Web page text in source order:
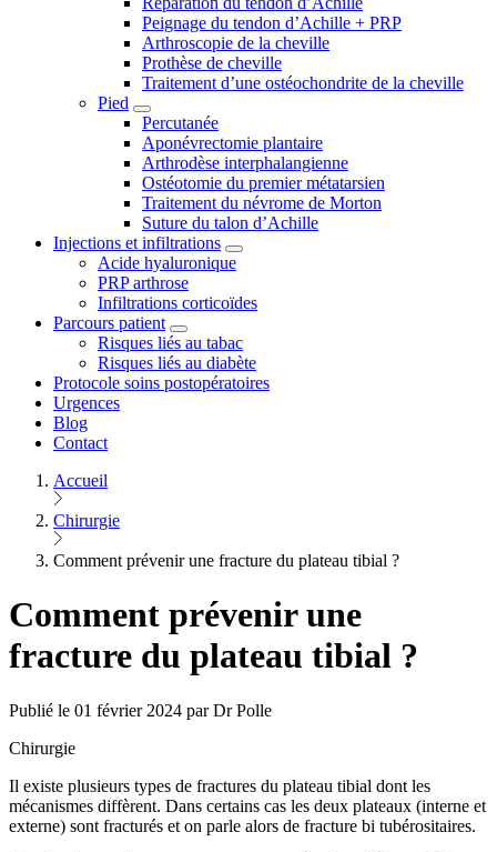
Peignage du tendon d’Achille + PRP
Arthroscopie de la cheville
Prothèse de cheville
Traitement d’une ostéochondrite de la cheville
Pied
Percutanée
Aponévrectomie plantaire
Arthrodèse interphalangienne
Ostéotomie du premier métatarsien
Traitement du névrome de Morton
Suture du talon d’Achille
Injections et infiltrations
Acide hyaluronique
PRP arthrose
Infiltrations corticoïdes
Parcours patient
Risques liés au tabac
Risques liés au diabète
Protocole soins postopératoires
Urgences
Blog
Contact
Accueil
Chirurgie
Comment prévenir une fracture du plateau tibial ?
Comment prévenir une
fracture du plateau tibial ?
Publié le 01 février 2024 par Dr Polle
Chirurgie
Il existe plusieurs types de fractures du plateau tibial dont les
mécanismes diffèrent. Dans certains cas les deux plateaux (interne et
externe) sont fracturés et on parle alors de fracture bi tubérositaires.